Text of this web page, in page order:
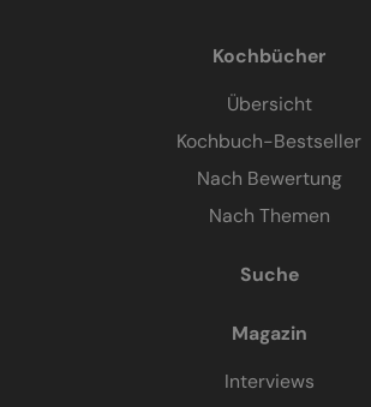
Kochbücher
Übersicht
Kochbuch-Bestseller
Nach Bewertung
Nach Themen
Suche
Magazin
Interviews